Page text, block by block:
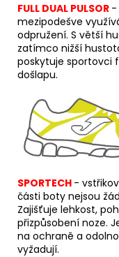
FULL DUAL PULSOR -
mezipodešve
odpružení. S větší
zatímco nižší
poskytuje sportovci
došlapu.
SPORTECH - v
části boty nejsou
Zajišťuje lehkost,
přizpůsobení noze.
na ochraně a
vyžadují.